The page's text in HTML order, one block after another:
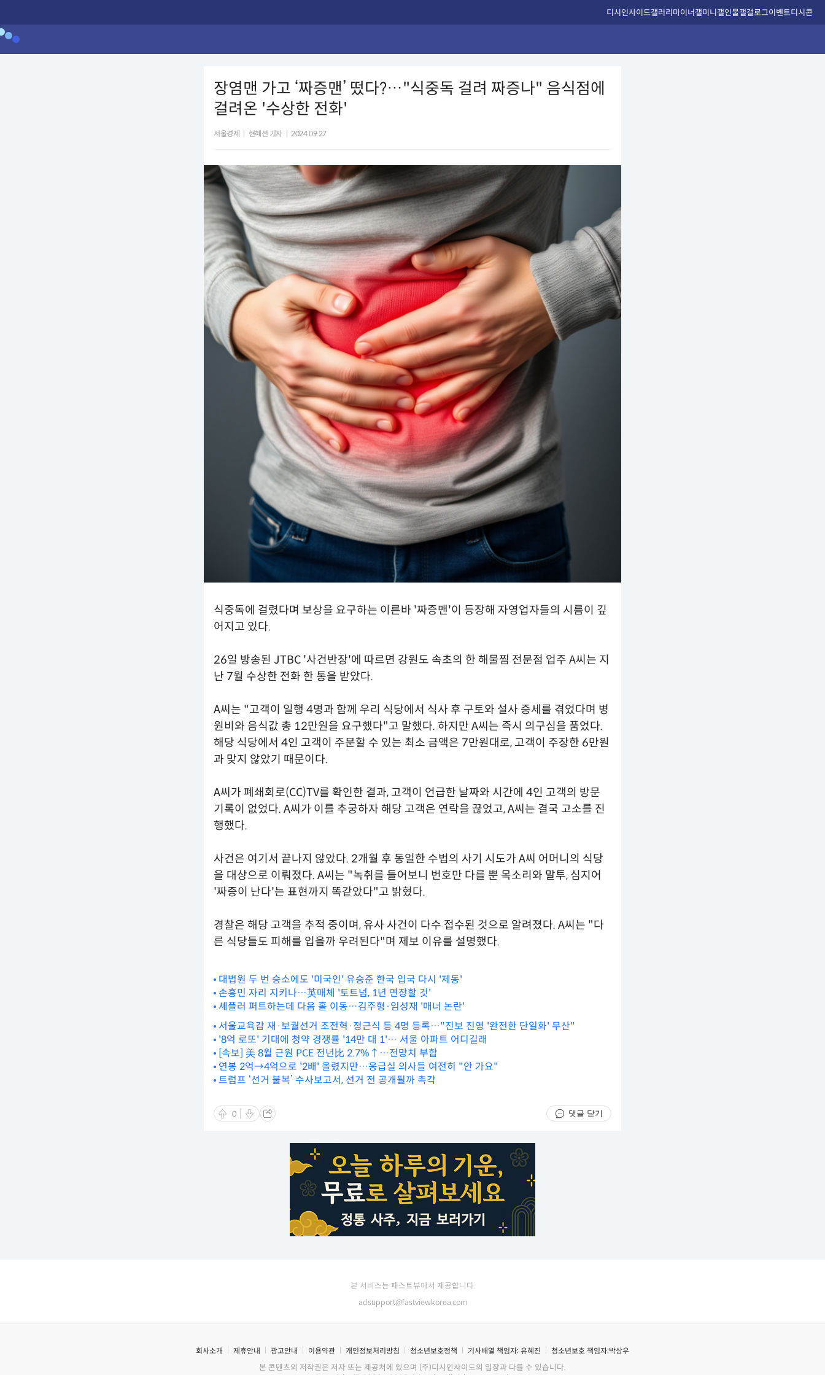
디시인사이드갤러리마이너갤미니갤인물갤갤로그이벤트디시콘
장염맨 가고 ‘짜증맨’ 떴다?…"식중독 걸려 짜증나" 음식점에
걸려온 '수상한 전화'
서울경제 현혜선 기자 2024.09.27
식중독에 걸렸다며 보상을 요구하는 이른바 '짜증맨'이 등장해 자영업자들의 시름이 깊
어지고 있다.
26일 방송된 JTBC '사건반장'에 따르면 강원도 속초의 한 해물찜 전문점 업주 A씨는 지
난 7월 수상한 전화 한 통을 받았다.
A씨는 "고객이 일행 4명과 함께 우리 식당에서 식사 후 구토와 설사 증세를 겪었다며 병
원비와 음식값 총 12만원을 요구했다"고 말했다. 하지만 A씨는 즉시 의구심을 품었다.
해당 식당에서 4인 고객이 주문할 수 있는 최소 금액은 7만원대로, 고객이 주장한 6만원
과 맞지 않았기 때문이다.
A씨가 폐쇄회로(CC)TV를 확인한 결과, 고객이 언급한 날짜와 시간에 4인 고객의 방문
기록이 없었다. A씨가 이를 추궁하자 해당 고객은 연락을 끊었고, A씨는 결국 고소를 진
행했다.
사건은 여기서 끝나지 않았다. 2개월 후 동일한 수법의 사기 시도가 A씨 어머니의 식당
을 대상으로 이뤄졌다. A씨는 "녹취를 들어보니 번호만 다를 뿐 목소리와 말투, 심지어
'짜증이 난다'는 표현까지 똑같았다"고 밝혔다.
경찰은 해당 고객을 추적 중이며, 유사 사건이 다수 접수된 것으로 알려졌다. A씨는 "다
른 식당들도 피해를 입을까 우려된다"며 제보 이유를 설명했다.
대법원 두 번 승소에도 '미국인' 유승준 한국 입국 다시 '제동'
손흥민 자리 지키나…英매체 '토트넘, 1년 연장할 것'
셰플러 퍼트하는데 다음 홀 이동…김주형·임성재 '매너 논란'
서울교육감 재·보궐선거 조전혁·정근식 등 4명 등록…"진보 진영 '완전한 단일화' 무산"
'8억 로또' 기대에 청약 경쟁률 '14만 대 1'… 서울 아파트 어디길래
[속보] 美 8월 근원 PCE 전년比 2.7%↑…전망치 부합
연봉 2억→4억으로 '2배' 올렸지만…응급실 의사들 여전히 "안 가요"
트럼프 ‘선거 불복’ 수사보고서, 선거 전 공개될까 촉각
0 댓글 닫기
본 서비스는 패스트뷰에서 제공합니다.
adsupport@fastviewkorea.com
회사소개 제휴안내 광고안내 이용약관 개인정보처리방침 청소년보호정책 기사배열 책임자: 유혜진 청소년보호 책임자:박상우
본 콘텐츠의 저작권은 저자 또는 제공처에 있으며 (주)디시인사이드의 입장과 다를 수 있습니다.